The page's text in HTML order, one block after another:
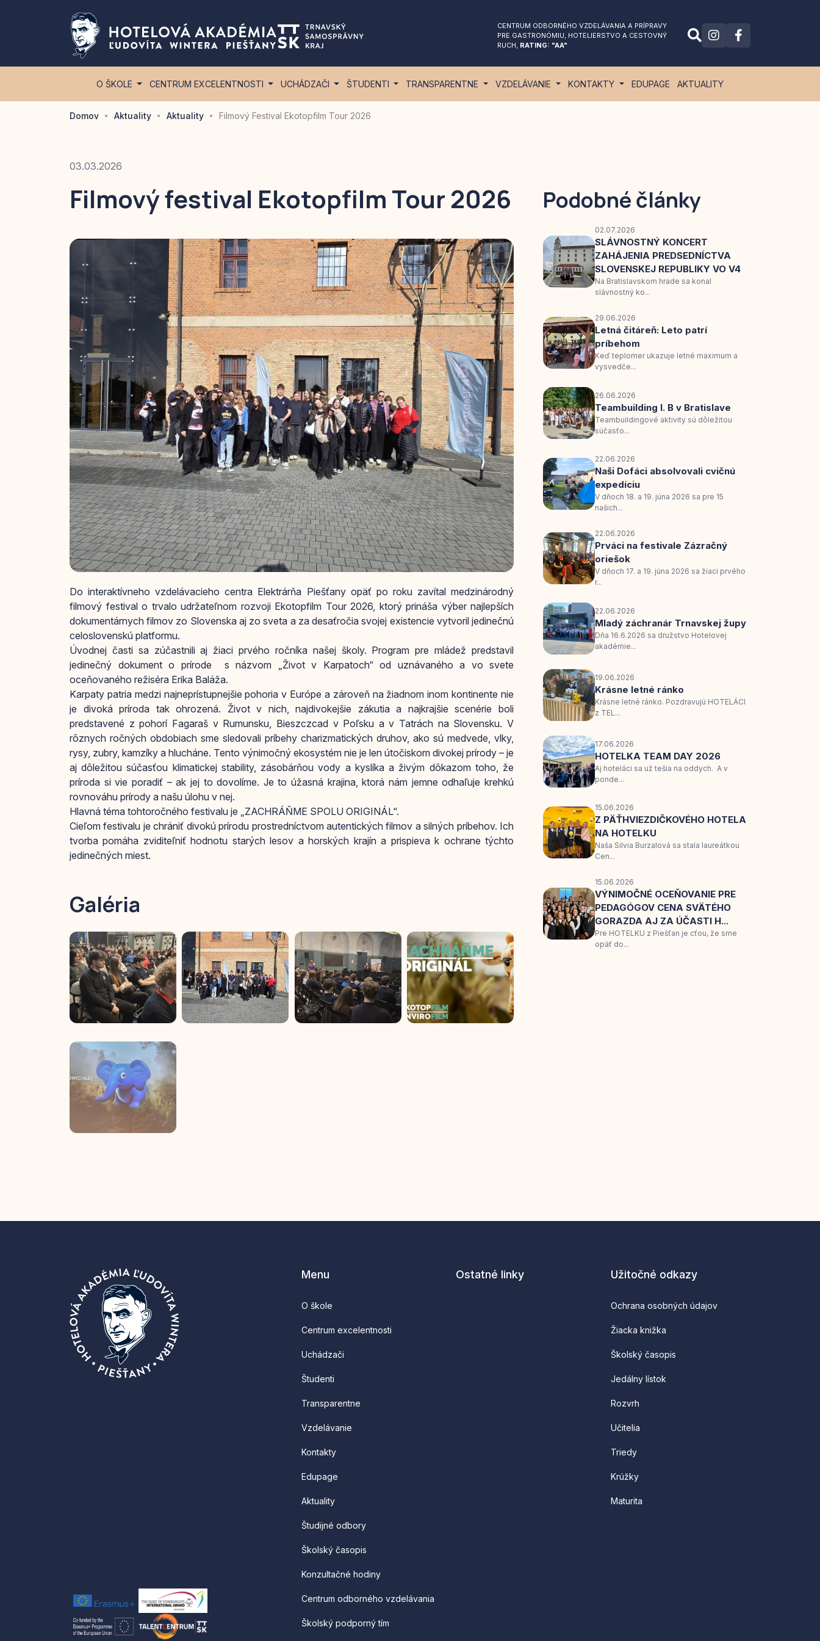
CENTRUM ODBORNÉHO VZDELÁVANIA A PRÍPRAVY
PRE GASTRONÓMIU, HOTELIERSTVO A CESTOVNÝ
RUCH, RATING: "AA"
O ŠKOLE CENTRUM EXCELENTNOSTI UCHÁDZAČI ŠTUDENTI TRANSPARENTNE VZDELÁVANIE KONTAKTY EDUPAGE AKTUALITY
Domov Aktuality Aktuality Filmový Festival Ekotopfilm Tour 2026
03.03.2026
Filmový festival Ekotopfilm Tour 2026
Do interaktívneho vzdelávacieho centra Elektrárňa Piešťany opäť po roku zavítal medzinárodný
filmový festival o trvalo udržateľnom rozvoji Ekotopfilm Tour 2026, ktorý prináša výber najlepších
dokumentárnych filmov zo Slovenska aj zo sveta a za desaťročia svojej existencie vytvoril jedinečnú
celoslovenskú platformu.
Úvodnej časti sa zúčastnili aj žiaci prvého ročníka našej školy. Program pre mládež predstavil
jedinečný dokument o prírode s názvom „Život v Karpatoch“ od uznávaného a vo svete
oceňovaného režiséra Erika Baláža.
Karpaty patria medzi najneprístupnejšie pohoria v Európe a zároveň na žiadnom inom kontinente nie
je divoká príroda tak ohrozená. Život v nich, najdivokejšie zákutia a najkrajšie scenérie boli
predstavené z pohorí Fagaraš v Rumunsku, Bieszczcad v Poľsku a v Tatrách na Slovensku. V
rôznych ročných obdobiach sme sledovali príbehy charizmatických druhov, ako sú medvede, vlky,
rysy, zubry, kamzíky a hlucháne. Tento výnimočný ekosystém nie je len útočiskom divokej prírody – je
aj dôležitou súčasťou klimatickej stability, zásobárňou vody a kyslíka a živým dôkazom toho, že
príroda si vie poradiť – ak jej to dovolíme. Je to úžasná krajina, ktorá nám jemne odhaľuje krehkú
rovnováhu prírody a našu úlohu v nej.
Hlavná téma tohtoročného festivalu je „ZACHRÁŇME SPOLU ORIGINÁL“.
Cieľom festivalu je chrániť divokú prírodu prostredníctvom autentických filmov a silných príbehov. Ich
tvorba pomáha zviditeľniť hodnotu starých lesov a horských krajín a prispieva k ochrane týchto
jedinečných miest.
Galéria
Podobné články
02.07.2026
SLÁVNOSTNÝ KONCERT
ZAHÁJENIA PREDSEDNÍCTVA
SLOVENSKEJ REPUBLIKY VO V4
Na Bratislavskom hrade sa konal
slávnostný ko...
29.06.2026
Letná čitáreň: Leto patrí
príbehom
Keď teplomer ukazuje letné maximum a
vysvedče...
26.06.2026
Teambuilding I. B v Bratislave
Teambuildingové aktivity sú dôležitou
súčasťo...
22.06.2026
Naši Dofáci absolvovali cvičnú
expedíciu
V dňoch 18. a 19. júna 2026 sa pre 15
našich...
22.06.2026
Prváci na festivale Zázračný
oriešok
V dňoch 17. a 19. júna 2026 sa žiaci prvého
r...
22.06.2026
Mladý záchranár Trnavskej župy
Dňa 16.6.2026 sa družstvo Hotelovej
akadémie...
19.06.2026
Krásne letné ránko
Krásne letné ránko. Pozdravujú HOTELÁCI
z TEL...
17.06.2026
HOTELKA TEAM DAY 2026
Aj hoteláci sa už tešia na oddych. A v
ponde...
15.06.2026
Z PÄŤHVIEZDIČKOVÉHO HOTELA
NA HOTELKU
Naša Silvia Burzalová sa stala laureátkou
Cen...
15.06.2026
VÝNIMOČNÉ OCEŇOVANIE PRE
PEDAGÓGOV CENA SVÄTÉHO
GORAZDA AJ ZA ÚČASTI H...
Pre HOTELKU z Piešťan je cťou, že sme
opäť do...
Menu
O škole
Centrum excelentnosti
Uchádzači
Študenti
Transparentne
Vzdelávanie
Kontakty
Edupage
Aktuality
Študijné odbory
Školský časopis
Konzultačné hodiny
Centrum odborného vzdelávania
Školský podporný tím
Ostatné linky Užitočné odkazy
Ochrana osobných údajov
Žiacka knižka
Školský časopis
Jedálny lístok
Rozvrh
Učitelia
Triedy
Krúžky
Maturita